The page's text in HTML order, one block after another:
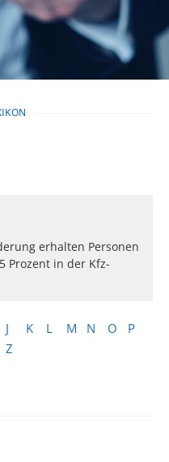
J K L M N O
P
Z
erhalten Personen
Prozent in der Kfz-